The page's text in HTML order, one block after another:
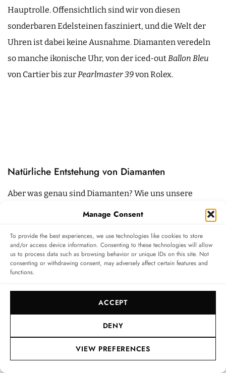
Manage Consent
To provide the best experiences, we use technologies like cookies to store
and/or access device information. Consenting to these technologies will allow
us to process data such as browsing behavior or unique IDs on this site. Not
consenting or withdrawing consent, may adversely affect certain features and
functions.
ACCEPT
DENY
VIEW PREFERENCES
Hauptrolle. Offensichtlich sind wir von diesen
sonderbaren Edelsteinen fasziniert, und die Welt der
Uhren ist dabei keine Ausnahme. Diamanten veredeln
so manche ikonische Uhr, von der iced-out Ballon Bleu
von Cartier bis zur Pearlmaster 39von Rolex.
Natürliche Entstehung von Diamanten
Aber was genau sind Diamanten? Wie uns unsere
Erdkundelehrer sagen würden, sind Diamanten riesige
eine tetrahedrale (vierbündige) Struktur bilden.
Diamanten bilden sich tief unten im Erdmantel, der
Schicht zwischen Erdkruste und Erdkern. Etwa 140 bis
160 km unter uns, unter extrem hohen Temperaturen
und großem Druck, dauert ihre Entstehung weit über
eine Milliarde Jahre. Dass wir sie heute in der Nähe der
Oberfläche finden, verdanken wir früheren